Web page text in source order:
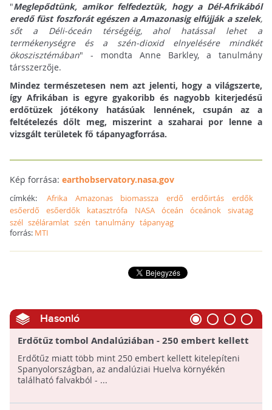
"Meglepődtünk, amikor felfedeztük, hogy a Dél-Afrikából
eredő füst foszforát egészen a Amazonasig elfújják a szelek,
sőt a Déli-óceán térségéig, ahol hatással lehet a
termékenységre és a szén-dioxid elnyelésére mindkét
ökoszisztémában" - mondta Anne Barkley, a tanulmány
társszerzője.
Mindez természetesen nem azt jelenti, hogy a világszerte,
így Afrikában is egyre gyakoribb és nagyobb kiterjedésű
erdőtüzek jótékony hatásúak lennének, csupán az a
feltételezés dőlt meg, miszerint a szaharai por lenne a
vizsgált területek fő tápanyagforrása.
Kép forrása: earthobservatory.nasa.gov
címkék: Afrika Amazonas biomassza erdő erdőirtás
erdők
esőerdő
esőerdők katasztrófa NASA óceán óceánok
sivatag
szél széláramlat szén tanulmány tápanyag
forrás: MTI
Hasonló
Erdőtűz tombol Andalúziában - 250 embert kellett
kitelepíteni
Erdőtűz miatt több mint 250 embert kellett kitelepíteni
Spanyolországban, az andalúziai Huelva környékén
található falvakból - ...